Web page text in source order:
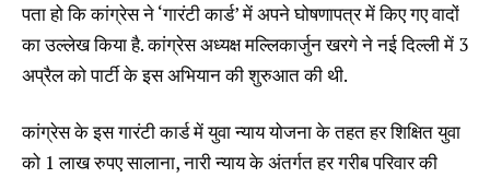
पता हो कि कांग्रेस ने ‘गारंटी कार्ड’ में अपने घोषणापत्र में किए गए वादों
का उल्लेख किया है. कांग्रेस अध्यक्ष मल्लिकार्जुन खरगे ने नई दिल्ली में 3
अप्रैल को पार्टी के इस अभियान की शुरुआत की थी.
कांग्रेस के इस गारंटी कार्ड में युवा न्याय योजना के तहत हर शिक्षित युवा
को 1 लाख रुपए सालाना, नारी न्याय के अंतर्गत हर गरीब परिवार की